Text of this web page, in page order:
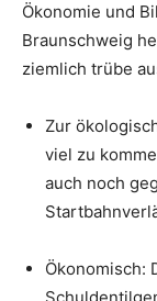
Ökonomie und
Braunschweig
ziemlich trübe
Zur
viel zu
auch noch
Ökonomisch: